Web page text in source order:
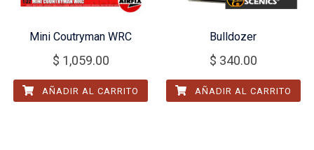
Mini Coutryman WRC
$ 1,059.00
AÑADIR AL CARRITO
Bulldozer
$ 340.00
AÑADIR AL CARRITO